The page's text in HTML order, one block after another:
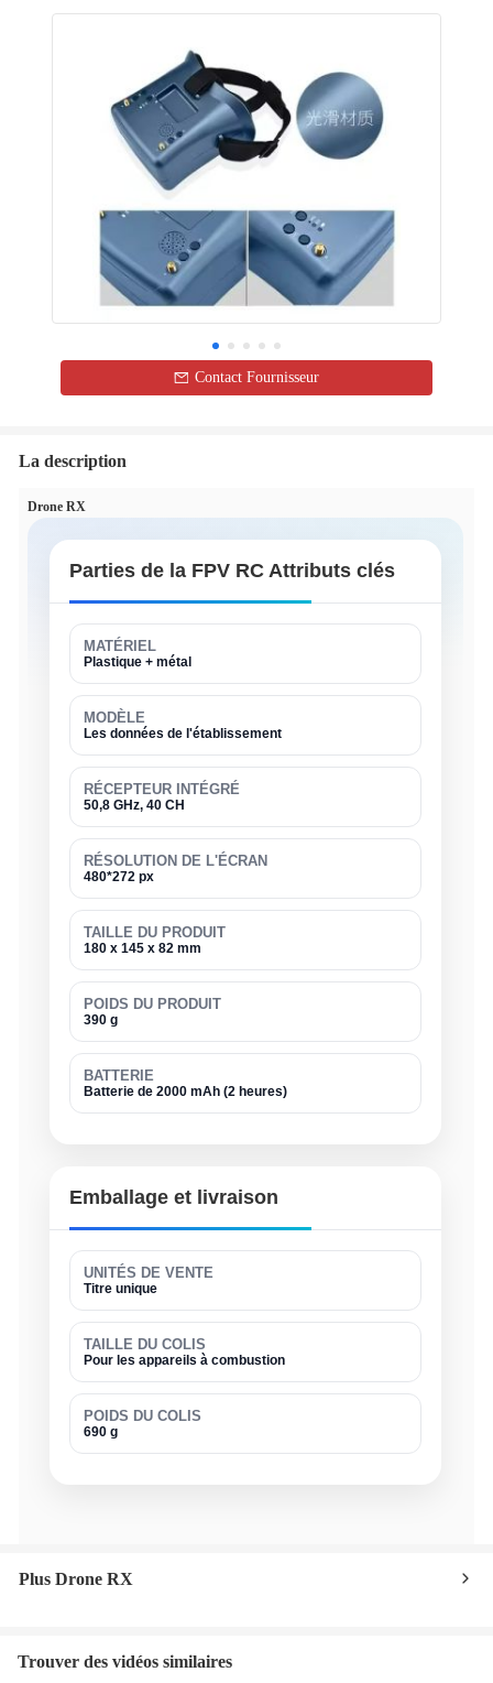
Contact Fournisseur
La description
Drone RX
Parties de la FPV RC Attributs clés
MATÉRIEL
Plastique + métal
MODÈLE
Les données de l'établissement
RÉCEPTEUR INTÉGRÉ
50,8 GHz, 40 CH
RÉSOLUTION DE L'ÉCRAN
480*272 px
TAILLE DU PRODUIT
180 x 145 x 82 mm
POIDS DU PRODUIT
390 g
BATTERIE
Batterie de 2000 mAh (2 heures)
Emballage et livraison
UNITÉS DE VENTE
Titre unique
TAILLE DU COLIS
Pour les appareils à combustion
POIDS DU COLIS
690 g
Plus Drone RX
Trouver des vidéos similaires